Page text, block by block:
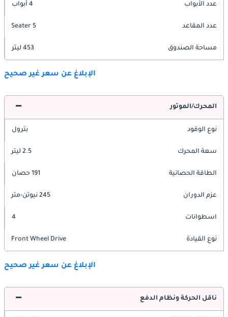
عدد الأبواب 4 أبواب
عدد المقاعد 5 Seater
مساحة الصندوق 453 ليتر
الإبلاغ عن سعر غير صحيح
المحرك/الموتور
نوع الوقود بترول
سعة المحرك 2.5 ليتر
الطاقة الحصانية 191 حصان
عزم الدوران 245 نيوتن-متر
اسطوانات 4
نوع القيادة Front Wheel Drive
الإبلاغ عن سعر غير صحيح
ناقل الحركة ونظام الدفع